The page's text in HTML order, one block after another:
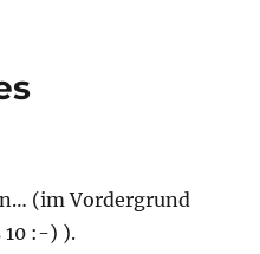
(im Vordergrund
10 :-) ).